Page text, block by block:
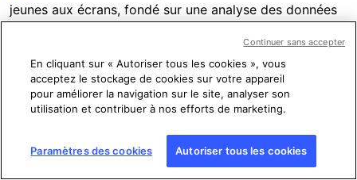
jeunes aux écrans, fondé sur une analyse des données
Le HCSP recommande notamment de proscrire les
écrans avant l’âge de 3 ans "si les conditions d’une
interaction parentale ne sont pas réunies", "de ne pas
pas les laisser regarder la télévision une heure avant
d’accompagner la consommation
En cliquant sur « Autoriser tous les cookies », vous
acceptez le stockage de cookies sur votre appareil
pour améliorer la navigation sur le site, analyser son
utilisation et contribuer à nos efforts de marketing.
Paramètres des cookies Autoriser tous les cookies
Continuer sans accepter